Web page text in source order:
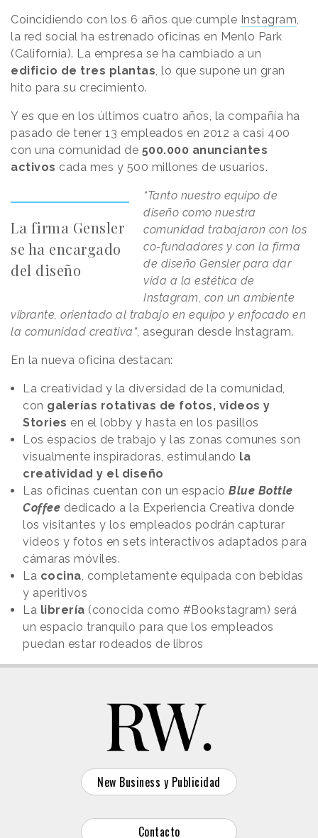
Coincidiendo con los 6 años que cumple Instagram,
la red social ha estrenado oficinas en Menlo Park
(California). La empresa se ha cambiado a un
edificio de tres plantas, lo que supone un gran
hito para su crecimiento.
Y es que en los últimos cuatro años, la compañía ha
pasado de tener 13 empleados en 2012 a casi 400
con una comunidad de 500.000 anunciantes
activos cada mes y 500 millones de usuarios.
La firma Gensler
se ha encargado
del diseño
“Tanto nuestro equipo de
diseño como nuestra
comunidad trabajaron con los
co-fundadores y con la firma
de diseño Gensler para dar
vida a la estética de
Instagram, con un ambiente
vibrante, orientado al trabajo en equipo y enfocado en
la comunidad creativa“, aseguran desde Instagram.
En la nueva oficina destacan:
La creatividad y la diversidad de la comunidad,
con galerías rotativas de fotos, videos y
Stories en el lobby y hasta en los pasillos
Los espacios de trabajo y las zonas comunes son
visualmente inspiradoras, estimulando la
creatividad y el diseño
Las oficinas cuentan con un espacio Blue Bottle
Coffee dedicado a la Experiencia Creativa donde
los visitantes y los empleados podrán capturar
videos y fotos en sets interactivos adaptados para
cámaras móviles.
La cocina, completamente equipada con bebidas
y aperitivos
La librería (conocida como #Bookstagram) será
un espacio tranquilo para que los empleados
puedan estar rodeados de libros
New Business y Publicidad
Contacto